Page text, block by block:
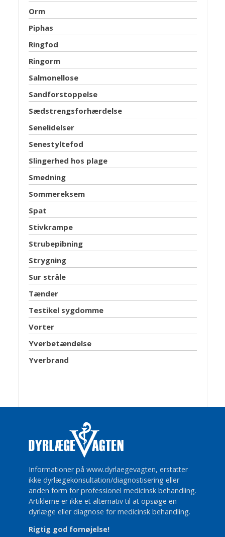
Orm
Piphas
Ringfod
Ringorm
Salmonellose
Sandforstoppelse
Sædstrengsforhærdelse
Senelidelser
Senestyltefod
Slingerhed hos plage
Smedning
Sommereksem
Spat
Stivkrampe
Strubepibning
Strygning
Sur stråle
Tænder
Testikel sygdomme
Vorter
Yverbetændelse
Yverbrand
Informationer på www.dyrlaegevagten, erstatter
ikke dyrlægekonsultation/diagnostisering eller
anden form for professionel medicinsk behandling.
Artiklerne er ikke et alternativ til at opsøge en
dyrlæge eller diagnose for medicinsk behandling.
Rigtig god fornøjelse!